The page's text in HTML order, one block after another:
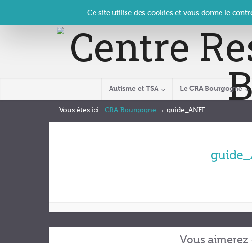
Contact Se connecter | CRA Bourgogne – Le Clos
Autisme et TSA Le CRA Bourgogne
Vous êtes ici : CRA Bourgogne → guide_ANFE
Vous aimerez
Ce site utilise des cookies et vous donne le